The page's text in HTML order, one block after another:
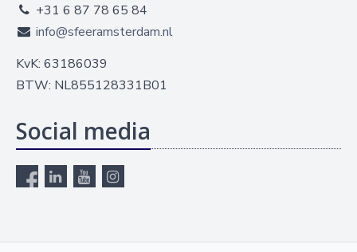
+31 6 87 78 65 84
info@sfeeramsterdam.nl
KvK: 63186039
BTW: NL855128331B01
Social media